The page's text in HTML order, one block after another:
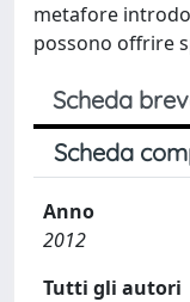
metafore
possono offrire
Scheda
Scheda
Anno
2012
Tutti gli autori